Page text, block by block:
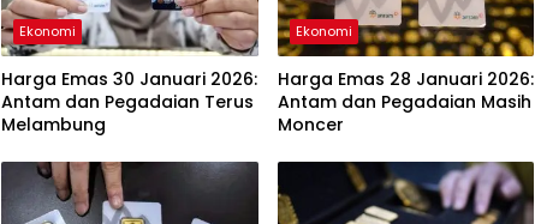
Ekonomi
Harga Emas 30 Januari 2026:
Antam dan Pegadaian Terus
Melambung
Ekonomi
Harga Emas 28 Januari 2026:
Antam dan Pegadaian Masih
Moncer